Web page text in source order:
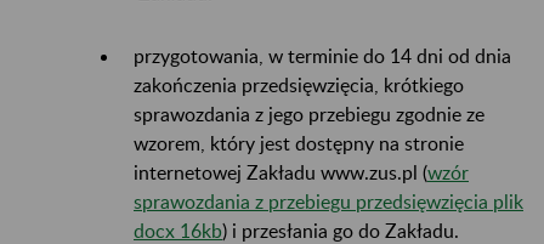
przygotowania, w terminie do 14 dni od dnia
zakończenia przedsięwzięcia, krótkiego
sprawozdania z jego przebiegu zgodnie ze
wzorem, który jest dostępny na stronie
internetowej Zakładu www.zus.pl (wzór
sprawozdania z przebiegu przedsięwzięcia plik
docx 16kb) i przesłania go do Zakładu.